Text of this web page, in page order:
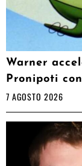
Warner
Pronipoti
7 AGOSTO 2026